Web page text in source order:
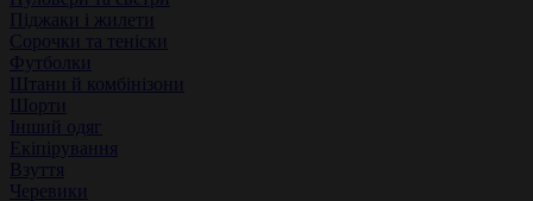
Піджаки і жилети
Сорочки та теніски
Футболки
Штани й комбінізони
Шорти
Інший одяг
Екіпірування
Взуття
Черевики